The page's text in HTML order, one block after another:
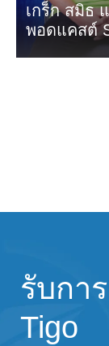
เกร็ก สมิธ
พอดแคสต์
รับกา
Tigo